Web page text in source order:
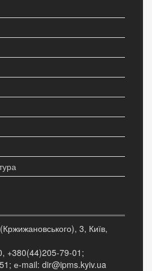
3, Київ,
+380(44)205-79-01;
е-mail: dir@ipms.kyiv.ua